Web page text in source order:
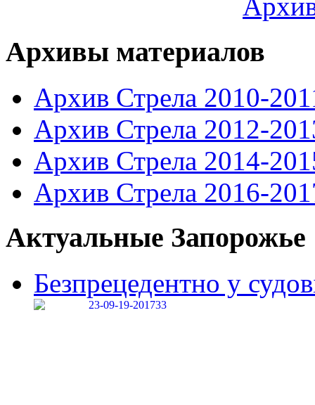
Архивы материалов
Архив Стрела 2010-
Архив Стрела 2012-
Архив Стрела 2014-
Архив Стрела 2016-
Актуальные Запорожье
Безпрецедентно у